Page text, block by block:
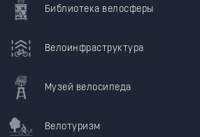
Библиотека велосферы
Велоинфраструктура
Музей велосипеда
Велотуризм